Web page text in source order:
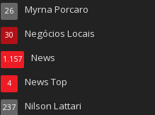
Myrna Porcaro
26
Negócios Locais
30
News
1.157
News Top
4
Nilson Lattari
237